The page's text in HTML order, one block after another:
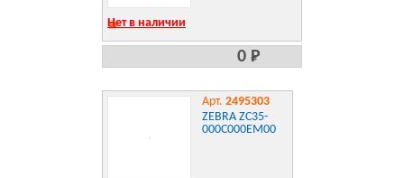
Нет в наличии
0 Р
Арт. 2495303
ZEBRA ZC35-
000C000EM00